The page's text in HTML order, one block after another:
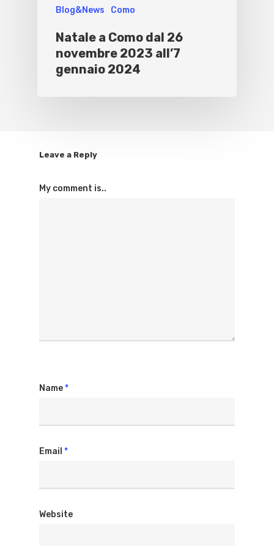
Blog&News Como
Natale a Como dal 26
novembre 2023 all’7
gennaio 2024
Leave a Reply
My comment is..
Name*
Email *
Website